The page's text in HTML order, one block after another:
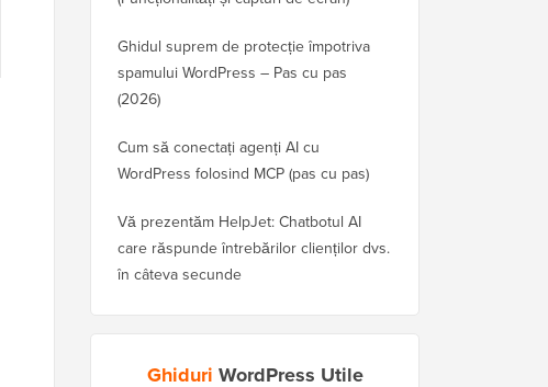
Ghidul suprem de protecție împotriva
spamului WordPress – Pas cu pas
(2026)
Cum să conectați agenți AI cu
WordPress folosind MCP (pas cu pas)
Vă prezentăm HelpJet: Chatbotul AI
care răspunde întrebărilor clienților dvs.
în câteva secunde
Ghiduri WordPress Utile